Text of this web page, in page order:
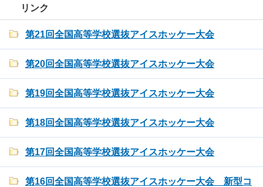
リンク
第21回全国高等学校選抜アイスホッケー大会
第20回全国高等学校選抜アイスホッケー大会
第19回全国高等学校選抜アイスホッケー大会
第18回全国高等学校選抜アイスホッケー大会
第17回全国高等学校選抜アイスホッケー大会
第16回全国高等学校選抜アイスホッケー大会 新型コ